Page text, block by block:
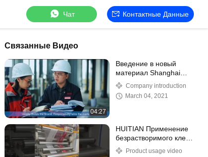
Чат Контактные Данные
Связанные Видео
04:27
Введение в новый
материал Shanghai
HuitianCompany introduction
March 04, 2021
HUITIAN Применение
безрастворимого клея
4
Product usage video